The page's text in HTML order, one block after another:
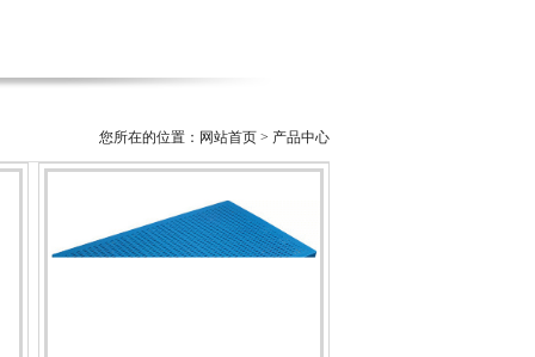
您所在的位置：网站首页 > 产品中心